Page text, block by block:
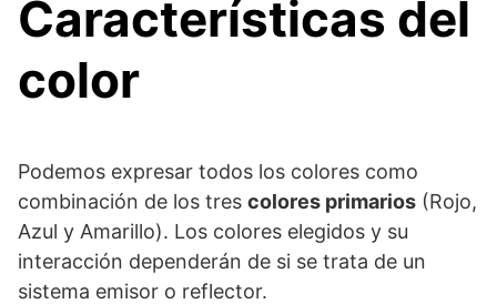
Características del
color
Podemos expresar todos los colores como
combinación de los tres colores primarios (Rojo,
Azul y Amarillo). Los colores elegidos y su
interacción dependerán de si se trata de un
sistema emisor o reflector.